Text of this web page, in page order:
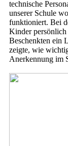
technische
unserer Schule
funktioniert. Bei
Kinder persönlich
Beschenkten ein
zeigte, wie
Anerkennung im